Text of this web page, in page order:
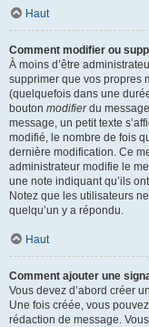
Haut
Comment modifier ou
À moins d’être
supprimer que vos propres
(quelquefois dans une
bouton modifierdu
message, un petit texte
modifié, le nombre de fois
dernière modification. Ce
administrateur modifie le
une note indiquant qu’ils
Notez que les utilisateurs
quelqu’un y a répondu.
Haut
Comment ajouter une
Vous devez d’abord créer
Une fois créée, vous
rédaction de message.